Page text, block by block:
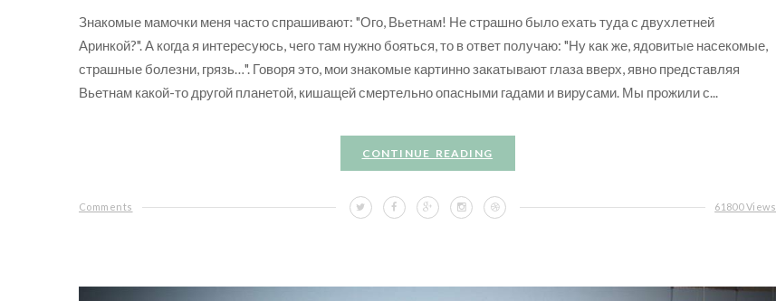
Знакомые мамочки меня часто спрашивают: "Ого, Вьетнам! Не страшно было ехать туда с двухлетней
Аринкой?". А когда я интересуюсь, чего там нужно бояться, то в ответ получаю: "Ну как же, ядовитые насекомые,
страшные болезни, грязь…". Говоря это, мои знакомые картинно закатывают глаза вверх, явно представляя
Вьетнам какой-то другой планетой, кишащей смертельно опасными гадами и вирусами. Мы прожили с...
CONTINUE READING
Comments 61800 Views